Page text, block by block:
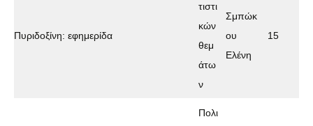
Πυριδοξίνη: εφημερίδα
τιστι
κών
θεμ
άτω
ν
Σμπώκ
ου
Ελένη
15
Πολι